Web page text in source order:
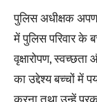
पुलिस अधीक्षक
में पुलिस परिवार के
वृक्षारोपण,
का उद्देश्य बच्चों में